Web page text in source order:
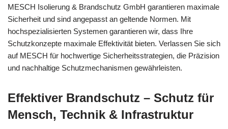
MESCH Isolierung & Brandschutz GmbH garantieren maximale
Sicherheit und sind angepasst an geltende Normen. Mit
hochspezialisierten Systemen garantieren wir, dass Ihre
Schutzkonzepte maximale Effektivität bieten. Verlassen Sie sich
auf MESCH für hochwertige Sicherheitsstrategien, die Präzision
und nachhaltige Schutzmechanismen gewährleisten.
Effektiver Brandschutz – Schutz für
Mensch, Technik & Infrastruktur